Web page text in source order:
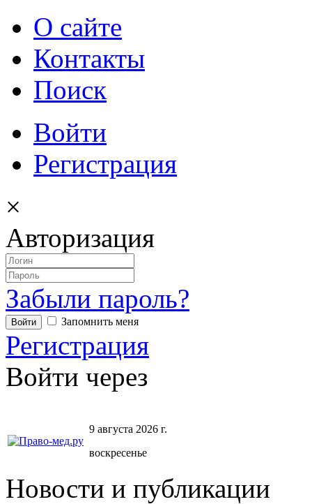
О сайте
Контакты
Поиск
Войти
Регистрация
×
Авторизация
Забыли пароль?
Запомнить меня
Регистрация
Войти через
9 августа 2026 г.
воскресенье
Новости и публикации